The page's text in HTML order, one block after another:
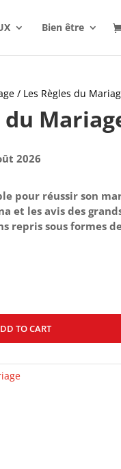
Bien être
/ Les Règles du
du
2026
pour réussir son
et les avis des
repris sous formes
TO CART